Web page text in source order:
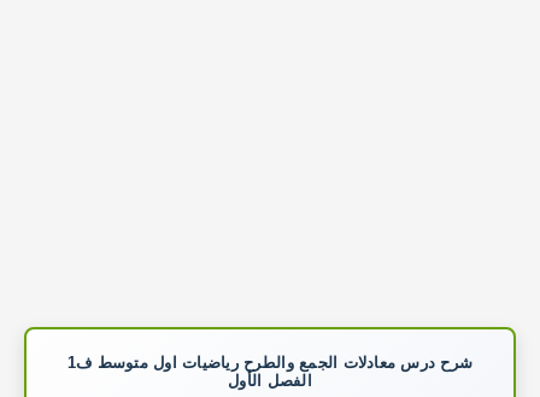
شرح درس معادلات الجمع والطرح رياضيات اول متوسط ف1
الفصل الأول